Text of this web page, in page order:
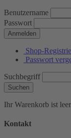
Benutzername
Passwort
Anmelden
Shop-
Passwort
Suchbegriff
Suchen
Ihr Warenkorb ist
Kontakt